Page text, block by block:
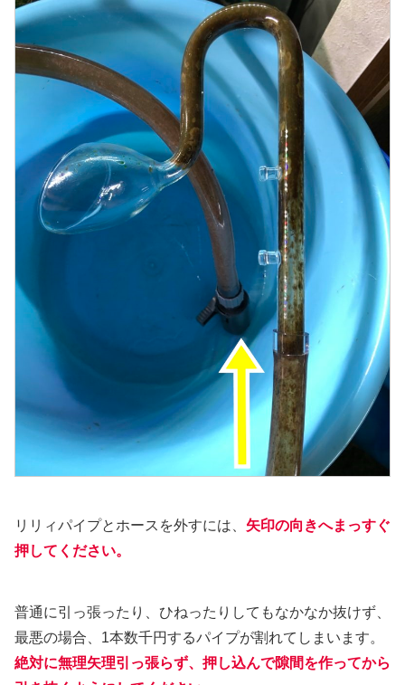
リリィパイプとホースを外すには、 矢印の向きへまっすぐ
押してください。
普通に引っ張ったり、ひねったりしてもなかなか抜けず、
最悪の場合、1本数千円するパイプが割れてしまいます。
絶対に無理矢理引っ張らず、押し込んで隙間を作ってから